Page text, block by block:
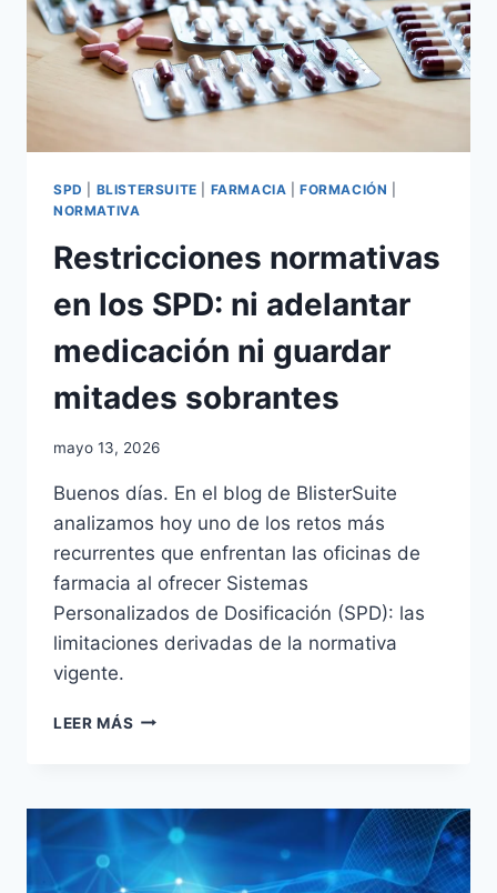
SPD BLISTERSUITE FARMACIA |FORMACIÓN
NORMATIVA
Restricciones normativas
en los SPD: ni adelantar
medicación ni guardar
mitades sobrantes
Por
mayo 13, 2026
Buenos días. En el blog de BlisterSuite
analizamos hoy uno de los retos más
recurrentes que enfrentan las oficinas de
farmacia al ofrecer Sistemas
Personalizados de Dosificación (SPD): las
limitaciones derivadas de la normativa
vigente.
LEER MÁS RESTRICCIONES
SPD:
NI
ADELANTAR
MEDICACIÓN